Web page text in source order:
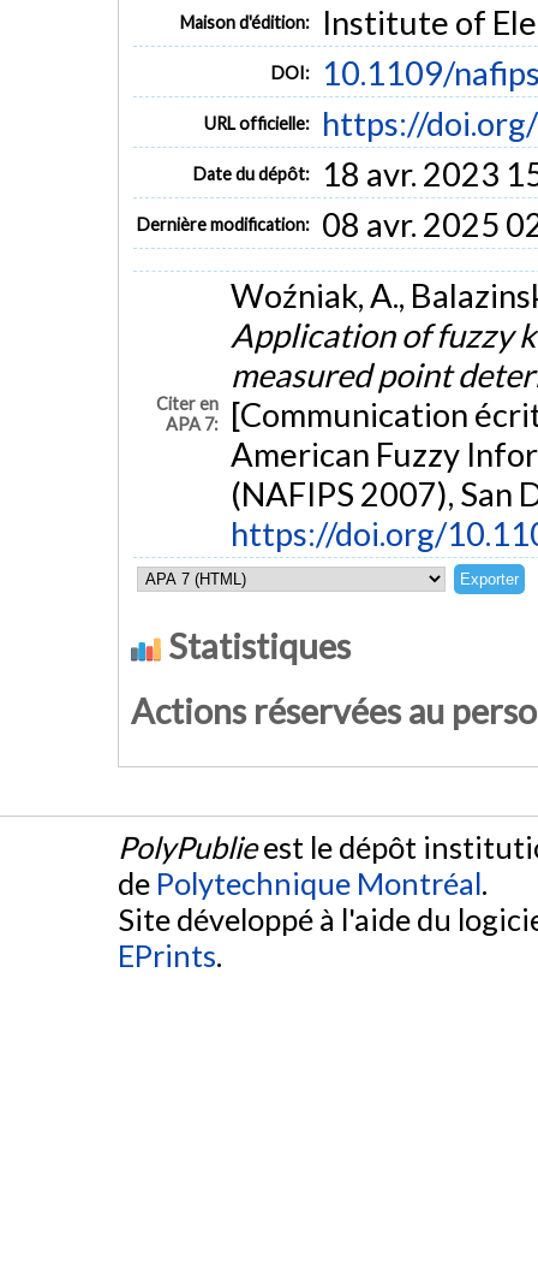
Maison d'édition: Institute of
DOI: 10.1109/
URL officielle: https://
Date du dépôt: 18 avr. 2023
Dernière modification: 08 avr. 2025
Citer en
APA 7:
Woźniak, A.,
Application of fuzzy
measured point
[Communication
American Fuzzy
(NAFIPS 2007), San
https://doi.org/
Statistiques
Actions réservées au
PolyPublieest le dépôt
de Polytechnique Montréal.
Site développé à l'aide du
EPrints.